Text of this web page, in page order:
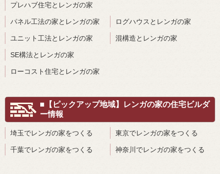
プレハブ住宅とレンガの家
パネル工法の家とレンガの家 ログハウスとレンガの家
ユニット工法とレンガの家 混構造とレンガの家
SE構法とレンガの家
ローコスト住宅とレンガの家
■【ピックアップ地域】レンガの家の住宅ビルダ
ー情報
埼玉でレンガの家をつくる 東京でレンガの家をつくる
千葉でレンガの家をつくる 神奈川でレンガの家をつくる